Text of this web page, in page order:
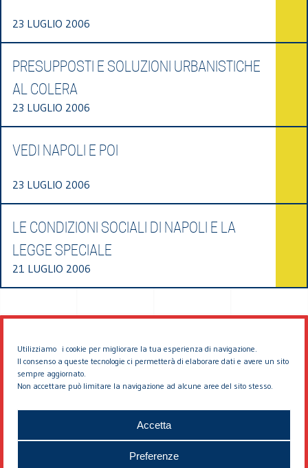
Utilizziamo i cookie per migliorare la tua esperienza di navigazione.
Il consenso a queste tecnologie ci permetterà di elaborare dati e avere un sito
sempre aggiornato.
Non accettare può limitare la navigazione ad alcune aree del sito stesso.
Accetta
Preferenze
23 LUGLIO 2006
PRESUPPOSTI E SOLUZIONI URBANISTICHE
AL COLERA
23 LUGLIO 2006
VEDI NAPOLI E POI
23 LUGLIO 2006
LE CONDIZIONI SOCIALI DI NAPOLI E LA
LEGGE SPECIALE
21 LUGLIO 2006
© 2026 EDDYBURG